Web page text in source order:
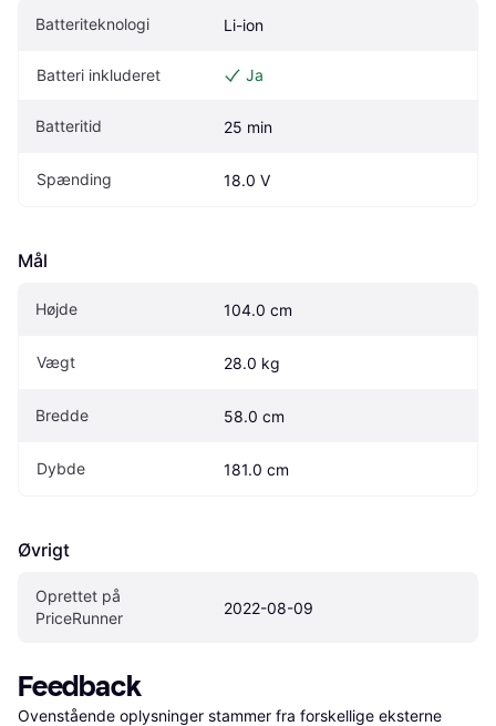
Batteriteknologi Li-ion
Batteri inkluderet Ja
Batteritid 25 min
Spænding 18.0 V
Mål
Højde 104.0 cm
Vægt 28.0 kg
Bredde 58.0 cm
Dybde 181.0 cm
Øvrigt
Oprettet på
PriceRunner
2022-08-09
Feedback
Ovenstående oplysninger stammer fra forskellige eksterne